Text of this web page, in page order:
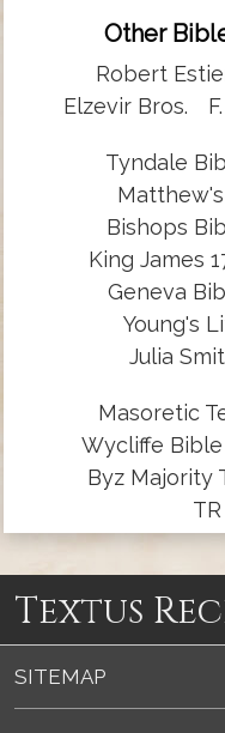
Other
Robert
Elzevir Bros.
Tyndale
Bishops
King James
Geneva
Young's
Julia
Masoretic
Wycliffe Bible
Byz Majority
Textus
SITEMAP